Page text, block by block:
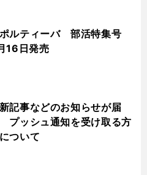
ルティーバ 部活特集号
16日発売
記事などのお知らせが届
プッシュ通知を受け取る方
ついて